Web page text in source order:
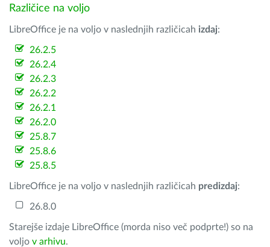
Različice na voljo
LibreOffice je na voljo v naslednjih različicah izdaj:
26.2.5
26.2.4
26.2.3
26.2.2
26.2.1
26.2.0
25.8.7
25.8.6
25.8.5
LibreOffice je na voljo v naslednjih različicah predizdaj:
26.8.0
Starejše izdaje LibreOffice (morda niso več podprte!) so na
voljo v arhivu.